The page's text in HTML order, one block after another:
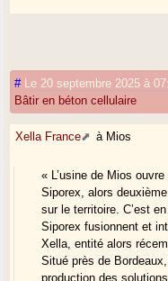
# Le 20 septembre 2025 à
Bâtir en béton cellulaire
Xella France à Mios
« L’usine de Mios
Siporex, alors
sur le territoire. C’est
Siporex fusionnent et
Xella, entité alors
Situé près de
production des